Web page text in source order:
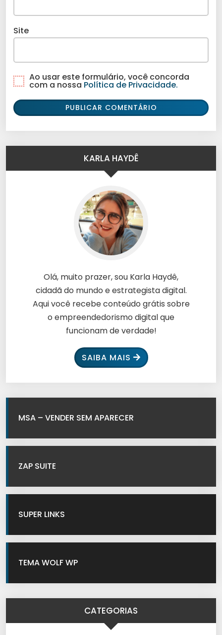
Site
Ao usar este formulário, você concorda
com a nossa Política de Privacidade.
KARLA HAYDÊ
Olá, muito prazer, sou Karla Haydê,
cidadã do mundo e estrategista digital.
Aqui você recebe conteúdo grátis sobre
o empreendedorismo digital que
funcionam de verdade!
SAIBA MAIS
MSA – VENDER SEM APARECER
ZAP SUITE
SUPER LINKS
TEMA WOLF WP
CATEGORIAS